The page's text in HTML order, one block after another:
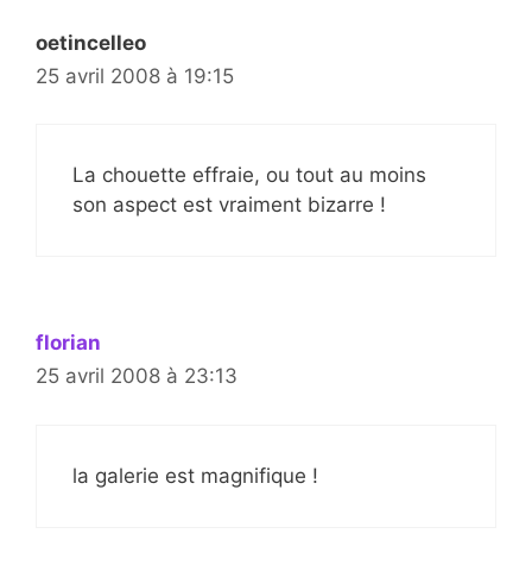
oetincelleo
25 avril 2008 à 19:15
La chouette effraie, ou tout au moins
son aspect est vraiment bizarre !
florian
25 avril 2008 à 23:13
la galerie est magnifique !